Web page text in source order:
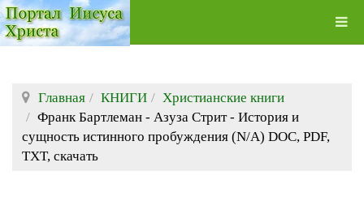
Главная КНИГИ
Христианские книги
Франк Бартлеман - Азуза Стрит - История и
сущность истинного пробуждения (N/A) DOC, PDF,
TXT, скачать